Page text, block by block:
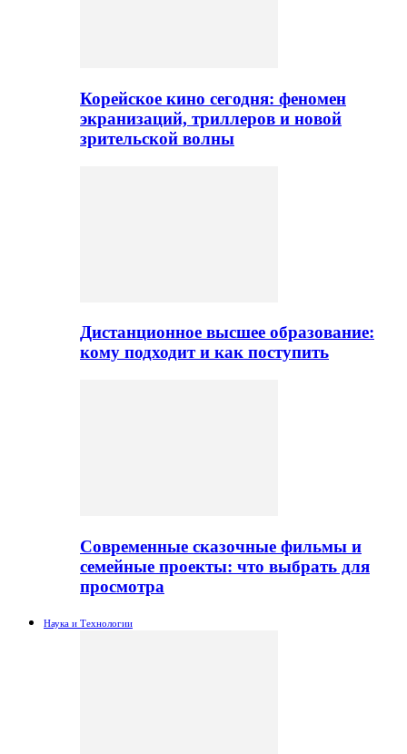
Корейское кино сегодня: феномен
экранизаций, триллеров и новой
зрительской волны
Дистанционное высшее образование:
кому подходит и как поступить
Современные сказочные фильмы и
семейные проекты: что выбрать для
просмотра
Наука и Технологии